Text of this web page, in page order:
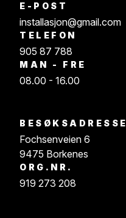
E-POST
installasjon@gmail.com
TELEFON
905 87 788
MAN - FRE
08.00 - 16.00
BESØKSADRESSE
Fochsenveien 6
9475 Borkenes
ORG.NR.
919 273 208